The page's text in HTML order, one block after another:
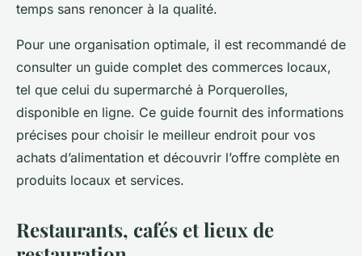
temps sans renoncer à la qualité.
Pour une organisation optimale, il est recommandé de
consulter un guide complet des commerces locaux,
tel que celui du supermarché à Porquerolles,
disponible en ligne. Ce guide fournit des informations
précises pour choisir le meilleur endroit pour vos
achats d’alimentation et découvrir l’offre complète en
produits locaux et services.
Restaurants, cafés et lieux de